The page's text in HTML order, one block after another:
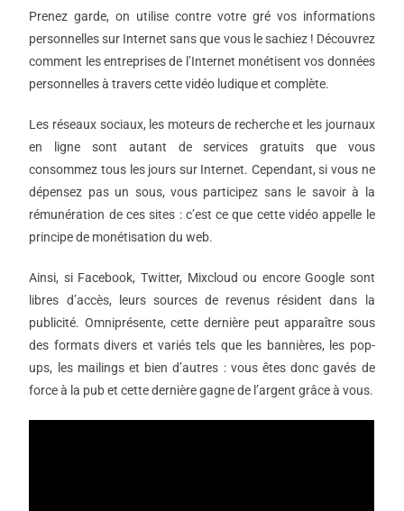
Prenez garde, on utilise contre votre gré vos informations
personnelles sur Internet sans que vous le sachiez ! Découvrez
comment les entreprises de l’Internet monétisent vos données
personnelles à travers cette vidéo ludique et complète.
Les réseaux sociaux, les moteurs de recherche et les journaux
en ligne sont autant de services gratuits que vous
consommez tous les jours sur Internet. Cependant, si vous ne
dépensez pas un sous, vous participez sans le savoir à la
rémunération de ces sites : c’est ce que cette vidéo appelle le
principe de monétisation du web.
Ainsi, si Facebook, Twitter, Mixcloud ou encore Google sont
libres d’accès, leurs sources de revenus résident dans la
publicité. Omniprésente, cette dernière peut apparaître sous
des formats divers et variés tels que les bannières, les pop-
ups, les mailings et bien d’autres : vous êtes donc gavés de
force à la pub et cette dernière gagne de l’argent grâce à vous.